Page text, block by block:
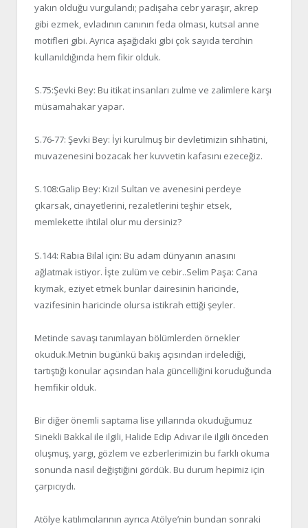
yakın olduğu vurgulandı; padişaha cebr yaraşır, akrep
gibi ezmek, evladının canının feda olması, kutsal anne
motifleri gibi. Ayrıca aşağıdaki gibi çok sayıda tercihin
kullanıldığında hem fikir olduk.
S.75:Şevki Bey: Bu itikat insanları zulme ve zalimlere karşı
müsamahakar yapar.
S.76-77: Şevki Bey: İyi kurulmuş bir devletimizin sıhhatini,
muvazenesini bozacak her kuvvetin kafasını ezeceğiz.
S.108:Galip Bey: Kızıl Sultan ve avenesini perdeye
çıkarsak, cinayetlerini, rezaletlerini teşhir etsek,
memlekette ihtilal olur mu dersiniz?
S.144: Rabia Bilal için: Bu adam dünyanın anasını
ağlatmak istiyor. İşte zulüm ve cebir..Selim Paşa: Cana
kıymak, eziyet etmek bunlar dairesinin haricinde,
vazifesinin haricinde olursa istikrah ettiği şeyler.
Metinde savaşı tanımlayan bölümlerden örnekler
okuduk.Metnin bugünkü bakış açısından irdelediği,
tartıştığı konular açısından hala güncelliğini koruduğunda
hemfikir olduk.
Bir diğer önemli saptama lise yıllarında okuduğumuz
Sinekli Bakkal ile ilgili, Halide Edip Adıvar ile ilgili önceden
oluşmuş, yargı, gözlem ve ezberlerimizin bu farklı okuma
sonunda nasıl değiştiğini gördük. Bu durum hepimiz için
çarpıcıydı.
Atölye katılımcılarının ayrıca Atölye’nin bundan sonraki